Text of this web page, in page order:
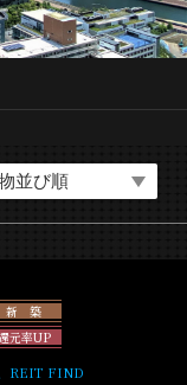
新 築
還元率UP
REIT FIND